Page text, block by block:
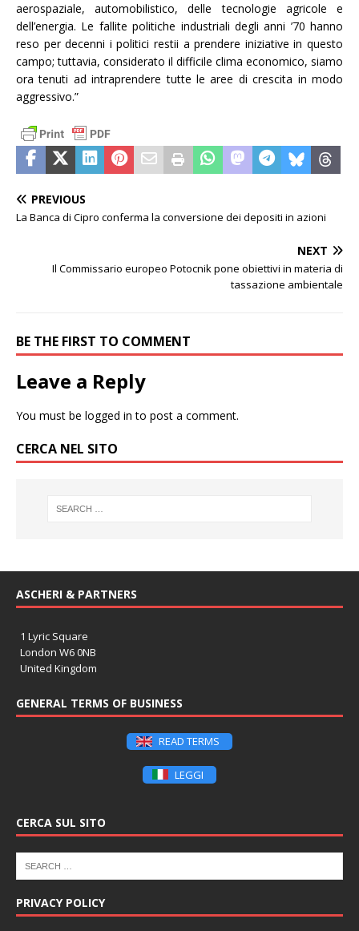
aerospaziale, automobilistico, delle tecnologie agricole e
dell’energia. Le fallite politiche industriali degli anni ’70 hanno
reso per decenni i politici restii a prendere iniziative in questo
campo; tuttavia, considerato il difficile clima economico, siamo
ora tenuti ad intraprendere tutte le aree di crescita in modo
aggressivo.”
PREVIOUS
La Banca di Cipro conferma la conversione dei depositi in azioni
NEXT
Il Commissario europeo Potocnik pone obiettivi in materia di
tassazione ambientale
BE THE FIRST TO COMMENT
Leave a Reply
You must be logged in to post a comment.
CERCA NEL SITO
ASCHERI & PARTNERS
1 Lyric Square
London W6 0NB
United Kingdom
GENERAL TERMS OF BUSINESS
READ TERMS
LEGGI
CERCA SUL SITO
PRIVACY POLICY